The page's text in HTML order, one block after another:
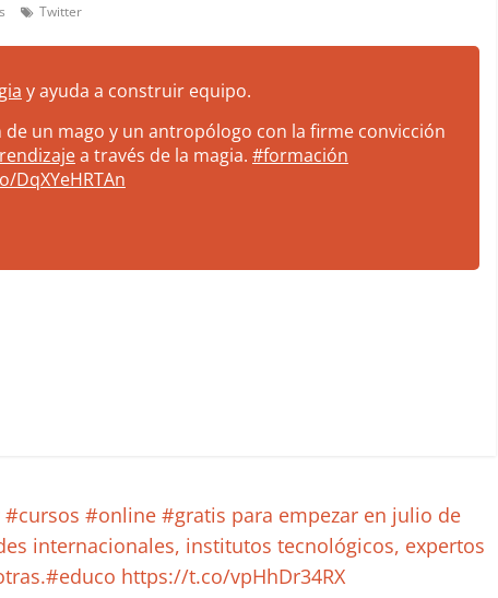
Twitter
y ayuda a construir equipo.
de un mago y un antropólogo con la firme convicción
a través de la magia. #formación
DqXYeHRTAn
#cursos #online #gratis para empezar en julio de
internacionales, institutos tecnológicos, expertos
https://t.co/vpHhDr34RX